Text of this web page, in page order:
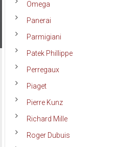
Omega
Panerai
Parmigiani
Patek Phillippe
Perregaux
Piaget
Pierre Kunz
Richard Mille
Roger Dubuis